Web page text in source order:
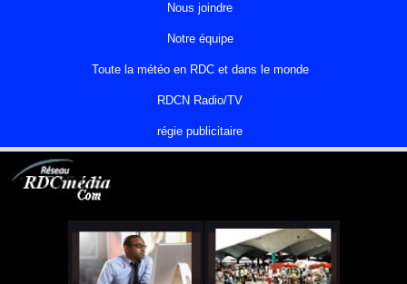
Nous joindre
Notre équipe
Toute la météo en RDC et dans le monde
RDCN Radio/TV
régie publicitaire